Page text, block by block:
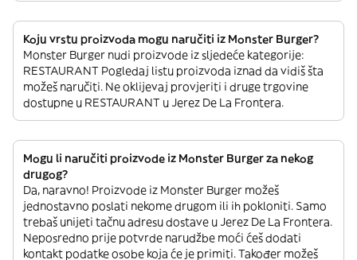
Koju vrstu proizvoda mogu naručiti iz Monster Burger?
Monster Burger nudi proizvode iz sljedeće kategorije:
RESTAURANT Pogledaj listu proizvoda iznad da vidiš šta
možeš naručiti. Ne oklijevaj provjeriti i druge trgovine
dostupne u RESTAURANT u Jerez De La Frontera.
Mogu li naručiti proizvode iz Monster Burger za nekog
drugog?
Da, naravno! Proizvode iz Monster Burger možeš
jednostavno poslati nekome drugom ili ih pokloniti. Samo
trebaš unijeti tačnu adresu dostave u Jerez De La Frontera.
Neposredno prije potvrde narudžbe moći ćeš dodati
kontakt podatke osobe koja će je primiti. Također možeš